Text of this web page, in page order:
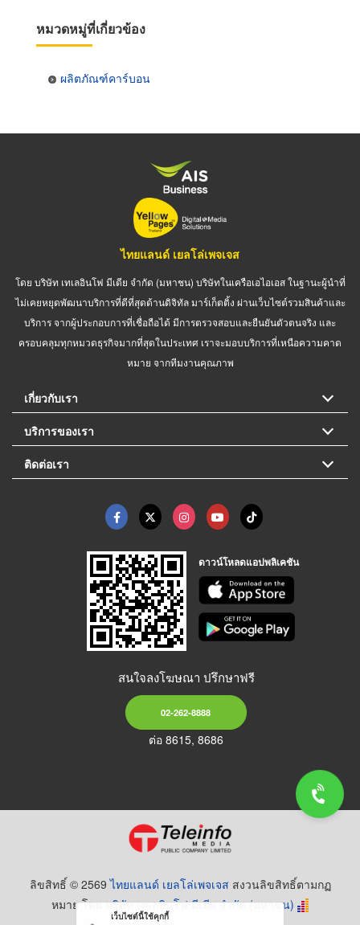
หมวดหมู่ที่เกี่ยวข้อง
ผลิตภัณฑ์คาร์บอน
ไทยแลนด์ เยลโล่เพจเจส
โดย บริษัท เทเลอินโฟ มีเดีย จำกัด (มหาชน) บริษัทในเครือเอไอเอส ในฐานะผู้นำที่
ไม่เคยหยุดพัฒนาบริการที่ดีที่สุดด้านดิจิทัล มาร์เก็ตติ้ง ผ่านเว็บไซต์รวมสินค้าและ
บริการ จากผู้ประกอบการที่เชื่อถือได้ มีการตรวจสอบและยืนยันตัวตนจริง และ
ครอบคลุมทุกหมวดธุรกิจมากที่สุดในประเทศ เราจะมอบบริการที่เหนือความคาด
หมาย จากทีมงานคุณภาพ
เกี่ยวกับเรา
บริการของเรา
ติดต่อเรา
ดาวน์โหลดแอปพลิเคชัน
สนใจลงโฆษณา ปรึกษาฟรี
02-262-8888
ต่อ 8615, 8686
ลิขสิทธิ์ © 2569ไทยแลนด์ เยลโล่เพจเจส สงวนลิขสิทธิ์ตามกฏ
หมาย โดยบริษัท เทเลอินโฟ มีเดีย จำกัด (มหาชน)
เว็บไซต์นี้ใช้คุกกี้